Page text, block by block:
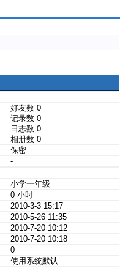
好友数 0
记录数 0
日志数 0
相册数 0
保密
-
小学一年级
0 小时
2010-3-3 15:17
2010-5-26 11:35
2010-7-20 10:12
2010-7-20 10:18
0
使用系统默认